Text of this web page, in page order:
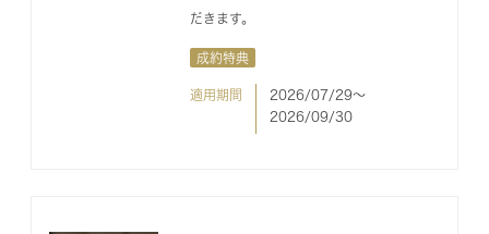
だきます。
成約特典
適用期間
2026/07/29〜
2026/09/30